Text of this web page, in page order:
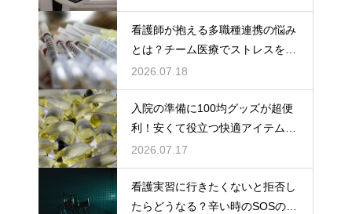
看護師が抱える多職種連携の悩み
とは？チーム医療でストレスを減
らす方法
2026.07.18
入院の準備に100均グッズが超便
利！安くて役立つ快適アイテムを
紹介
2026.07.17
看護実習に行きたくないと拒否し
たらどうなる？辛い時のSOSの出